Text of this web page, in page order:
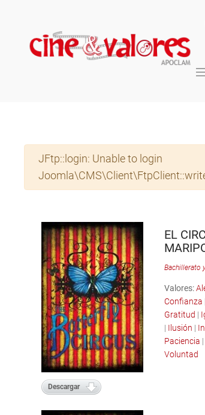
Skip to main content
Advertencia
JFtp::login: Unable to login
EL
Bachillerato
Valores:
Confianza
Gratitud |
| Ilusión |
Paciencia |
Voluntad
Descargar